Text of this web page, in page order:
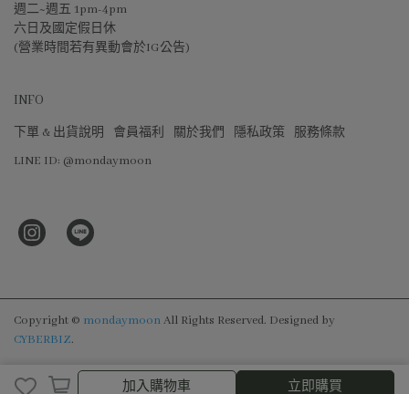
加入購物車 立即購買
週二~週五 1pm-4pm
六日及國定假日休
(營業時間若有異動會於IG公告)
INFO
下單 & 出貨說明 會員福利 關於我們 隱私政策
服務條款
LINE ID: @mondaymoon
Copyright © mondaymoonAll Rights Reserved. Designed by
CYBERBIZ.